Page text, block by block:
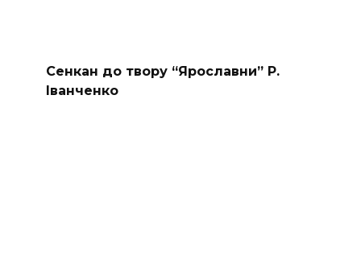
Сенкан до твору “Ярославни” Р.
Іванченко